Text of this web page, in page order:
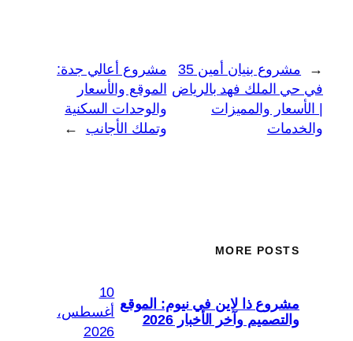
←
مشروع بنيان أمين 35
في حي الملك فهد بالرياض
| الأسعار والمميزات
والخدمات
مشروع أعالي جدة:
الموقع والأسعار
والوحدات السكنية
وتملك الأجانب
→
MORE POSTS
مشروع ذا لاين في نيوم: الموقع
والتصميم وآخر الأخبار 2026
10
أغسطس،
2026